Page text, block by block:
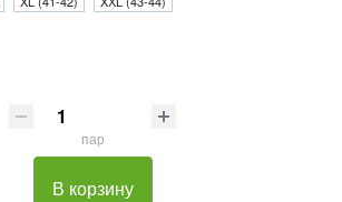
пар
В корзину